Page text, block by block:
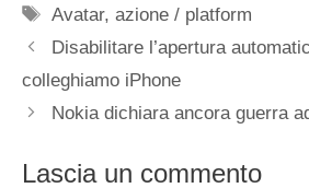
Tag
Avatar,azione / platform
Disabilitare l’apertura
colleghiamo iPhone
Nokia dichiara ancora guerra
Lascia un commento